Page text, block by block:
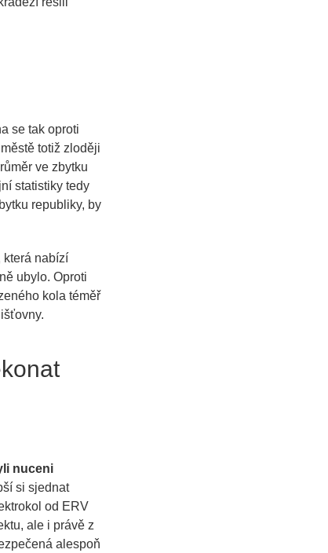
se tak oproti
totiž zloději
ve zbytku
statistiky tedy
republiky, by
která nabízí
ubylo. Oproti
kola téměř
nuceni
si sjednat
od ERV
ale i právě z
alespoň